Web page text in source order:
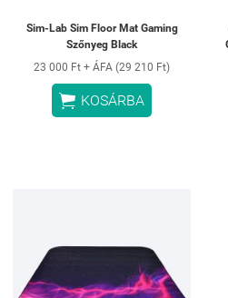
Sim-Lab Sim Floor Mat Gaming
Szőnyeg Black
23 000 Ft + ÁFA (29 210 Ft)
 KOSÁRBA